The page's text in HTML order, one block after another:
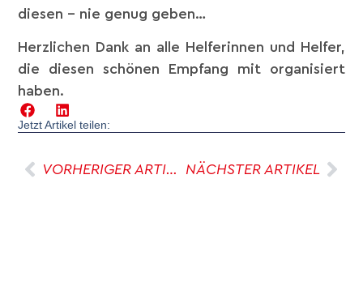
diesen – nie genug geben…
Herzlichen Dank an alle Helferinnen und Helfer,
die diesen schönen Empfang mit organisiert
haben.
Jetzt Artikel teilen:
VORHERIGER ARTIKEL NÄCHSTER ARTIKEL